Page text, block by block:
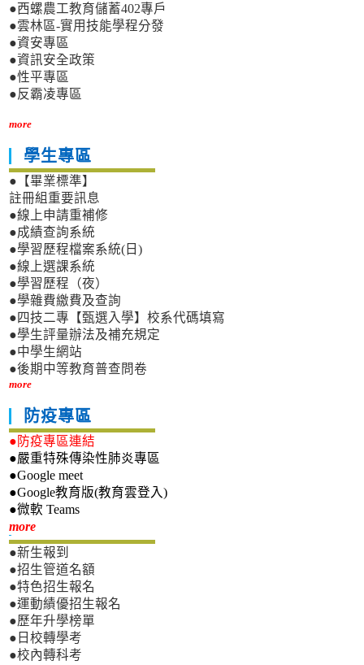
●西螺農工教育儲蓄402專戶
●雲林區-實用技能學程分發
●資安專區
●資訊安全政策
●性平專區
●反霸凌專區
more
學生專區
●【畢業標準】
註冊組重要訊息
●線上申請重補修
●成績查詢系統
●學習歷程檔案系統(日)
●線上選課系統
●學習歷程（夜）
●學雜費繳費及查詢
●四技二專【甄選入學】校系代碼填寫
●學生評量辦法及補充規定
●中學生網站
●後期中等教育普查問卷
more
防疫專區
●防疫專區連結
●嚴重特殊傳染性肺炎專區
●Google meet
●Google教育版(教育雲登入)
●微軟 Teams
more新生專區
●新生報到
●招生管道名額
●特色招生報名
●運動績優招生報名
●歷年升學榜單
●日校轉學考
●校內轉科考